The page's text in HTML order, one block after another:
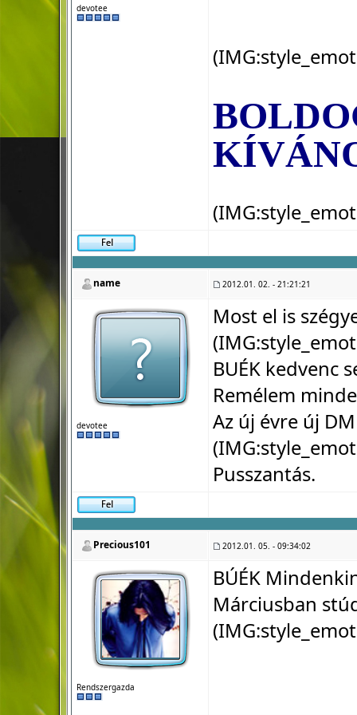
devotee
(IMG:
(IMG:
name 2012.01. 02. - 21:21:21
devotee
Most el is
(IMG:
BUÉK kedvenc
Remélem
Az új évre új
(IMG:
Pusszantás.
Precious101 2012.01. 05. - 09:34:02
Rendszergazda
BÚÉK
Márciusban
(IMG: